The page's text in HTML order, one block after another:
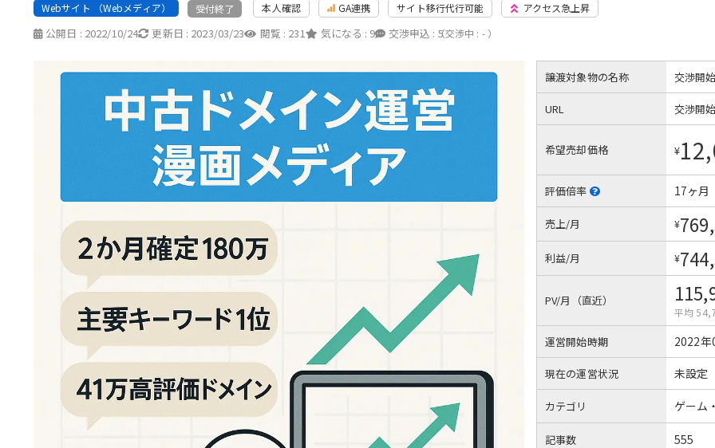
Webサイト （Webメディア） 受付終了 本人確認 GA連携 サイト移行代行可能 アクセス急上昇
公開日 : 2022/10/24 更新日 : 2023/03/23 閲覧 : 231 気になる : 9 交渉申込 : 5
（交渉中 : - ）
譲渡対象物の名称 交渉開
URL 交渉開
希望売却価格 ¥
評価倍率 17ヶ月
売上/月 ¥
利益/月 ¥
PV/月（直近）
平均
運営開始時期 2022年
現在の運営状況 未設定
カテゴリ ゲーム
記事数 555